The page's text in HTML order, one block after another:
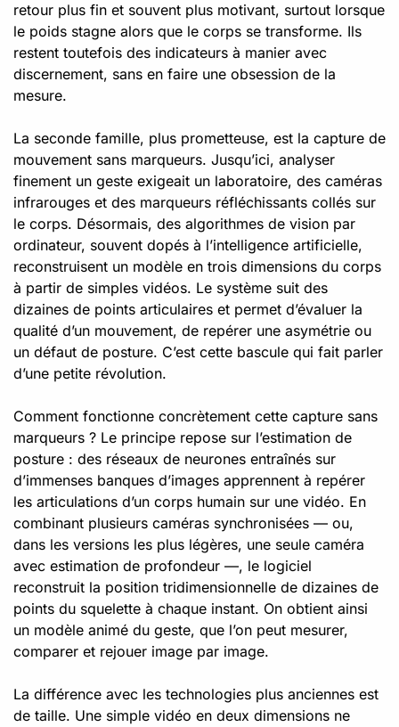
retour plus fin et souvent plus motivant, surtout lorsque
le poids stagne alors que le corps se transforme. Ils
restent toutefois des indicateurs à manier avec
discernement, sans en faire une obsession de la
mesure.
La seconde famille, plus prometteuse, est la capture de
mouvement sans marqueurs. Jusqu’ici, analyser
finement un geste exigeait un laboratoire, des caméras
infrarouges et des marqueurs réfléchissants collés sur
le corps. Désormais, des algorithmes de vision par
ordinateur, souvent dopés à l’intelligence artificielle,
reconstruisent un modèle en trois dimensions du corps
à partir de simples vidéos. Le système suit des
dizaines de points articulaires et permet d’évaluer la
qualité d’un mouvement, de repérer une asymétrie ou
un défaut de posture. C’est cette bascule qui fait parler
d’une petite révolution.
Comment fonctionne concrètement cette capture sans
marqueurs ? Le principe repose sur l’estimation de
posture : des réseaux de neurones entraînés sur
d’immenses banques d’images apprennent à repérer
les articulations d’un corps humain sur une vidéo. En
combinant plusieurs caméras synchronisées — ou,
dans les versions les plus légères, une seule caméra
avec estimation de profondeur —, le logiciel
reconstruit la position tridimensionnelle de dizaines de
points du squelette à chaque instant. On obtient ainsi
un modèle animé du geste, que l’on peut mesurer,
comparer et rejouer image par image.
La différence avec les technologies plus anciennes est
de taille. Une simple vidéo en deux dimensions ne